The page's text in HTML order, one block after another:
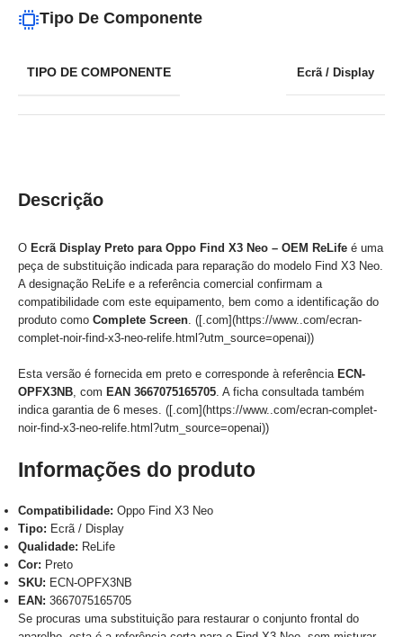
Descrição
O Ecrã Display Preto para Oppo Find X3 Neo – OEM ReLife é uma
peça de substituição indicada para reparação do modelo Find X3 Neo.
A designação ReLife e a referência comercial confirmam a
compatibilidade com este equipamento, bem como a identificação do
produto como Complete Screen . ([.com](https://www..com/ecran-
complet-noir-find-x3-neo-relife.html?utm_source=openai))
Esta versão é fornecida em preto e corresponde à referência ECN-
OPFX3NB , com EAN 3667075165705 . A ficha consultada também
indica garantia de 6 meses. ([.com](https://www..com/ecran-complet-
noir-find-x3-neo-relife.html?utm_source=openai))
Informações do produto
Compatibilidade: Oppo Find X3 Neo
Tipo: Ecrã / Display
Qualidade: ReLife
Cor: Preto
SKU: ECN-OPFX3NB
EAN: 3667075165705
Se procuras uma substituição para restaurar o conjunto frontal do
Tipo De Componente
TIPO DE COMPONENTE Ecrã / Display